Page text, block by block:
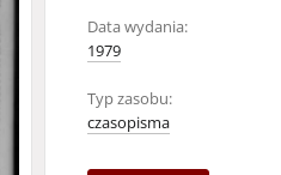
Data wydania:
1979
Typ zasobu:
czasopisma